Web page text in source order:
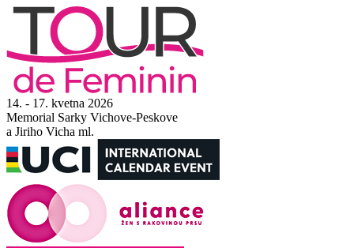
14. - 17. kvetna 2026
Memorial Sarky Vichove-Peskove
a Jiriho Vicha ml.